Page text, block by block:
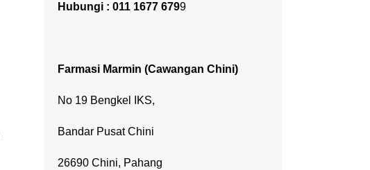
Hubungi : 011 1677 6799
Farmasi Marmin (Cawangan Chini)
No 19 Bengkel IKS,
Bandar Pusat Chini
26690 Chini, Pahang